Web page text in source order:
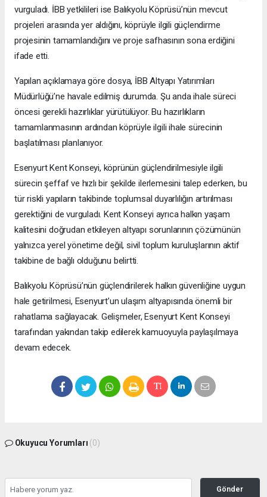
vurguladı. İBB yetkilileri ise Balıkyolu Köprüsü’nün mevcut
projeleri arasında yer aldığını, köprüyle ilgili güçlendirme
projesinin tamamlandığını ve proje safhasının sona erdiğini
ifade etti.
Yapılan açıklamaya göre dosya, İBB Altyapı Yatırımları
Müdürlüğü’ne havale edilmiş durumda. Şu anda ihale süreci
öncesi gerekli hazırlıklar yürütülüyor. Bu hazırlıkların
tamamlanmasının ardından köprüyle ilgili ihale sürecinin
başlatılması planlanıyor.
Esenyurt Kent Konseyi, köprünün güçlendirilmesiyle ilgili
sürecin şeffaf ve hızlı bir şekilde ilerlemesini talep ederken, bu
tür riskli yapıların takibinde toplumsal duyarlılığın artırılması
gerektiğini de vurguladı. Kent Konseyi ayrıca halkın yaşam
kalitesini doğrudan etkileyen altyapı sorunlarının çözümünün
yalnızca yerel yönetime değil, sivil toplum kuruluşlarının aktif
takibine de bağlı olduğunu belirtti.
Balıkyolu Köprüsü’nün güçlendirilerek halkın güvenliğine uygun
hale getirilmesi, Esenyurt’un ulaşım altyapısında önemli bir
rahatlama sağlayacak. Gelişmeler, Esenyurt Kent Konseyi
tarafından yakından takip edilerek kamuoyuyla paylaşılmaya
devam edecek.
Okuyucu Yorumları (0)
Gönder